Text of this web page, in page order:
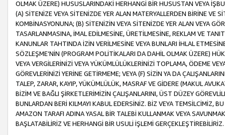
OLMAK ÜZERE) HUSUSLARINDAKİ HERHANGİ BİR HUSUSTAN VEYA
(A) SİTENİZE VEYA SİTENİZDE YER ALAN MATERYALLERDEN BİRİNE VE
KOMBİNASYONUNA; (B) SİTENİZİN VEYA SİTENİZDE YER ALAN VEYA
TASARLANMASINA, İMAL EDİLMESİNE, ÜRETİLMESİNE, REKLAM VE
KANUNLAR TAHTINDA İZİN VERİLMESİNE VEYA BUNLARI İHLAL
SÖZLEŞME’NİN (PROGRAM POLİTİKALARI DA DAHİL OLMAK ÜZERE)
VEYA VERGİLERİNİZİ VEYA YÜKÜMLÜLÜKLERİNİZİ TOPLAMA, ÖDEME
GÖREVLERİNİZİ YERİNE GETİRMEME; VEYA (F) SİZİN YA DA
TALEP, ZARAR, KAYIP, YÜKÜMLÜLÜK, MASRAF VE GİDERE (MAKUL
BİZİM VE BAĞLI ŞİRKETLERİMİZİN ÇALIŞANLARINI, ÜST DÜZEY
BUNLARDAN BERİ KILMAYI KABUL EDERSİNİZ. BİZ VEYA TEMSİLCİMİZ,
AMAZON TARAFI ADINA YASAL BİR TALEBİ KULLANMAK VEYA
BAŞLATABİLİRİZ VE HERHANGİ BİR USULİ İŞLEMİ GERÇEKLEŞTİREBİLİRİZ.